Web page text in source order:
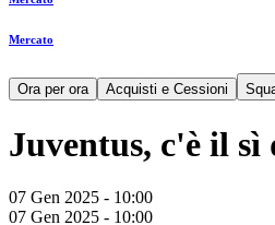
Mercato
Ora per ora Acquisti e Cessioni
Juventus, c'è il
07 Gen 2025 - 10:00
07 Gen 2025 - 10:00